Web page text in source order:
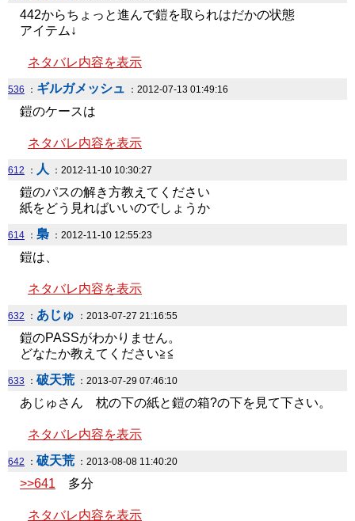
442からちょっと進んで鎧を取られはだかの状態
アイテム↓
ネタバレ内容を表示
536 ： ギルガメッシュ ：2012-07-13 01:49:16
鎧のケースは
ネタバレ内容を表示
612 ： 人 ：2012-11-10 10:30:27
鎧のパスの解き方教えてください
紙をどう見ればいいのでしょうか
614 ： 梟 ：2012-11-10 12:55:23
鎧は、
ネタバレ内容を表示
632 ： あじゅ ：2013-07-27 21:16:55
鎧のPASSがわかりません。
どなたか教えてください≧≦
633 ： 破天荒 ：2013-07-29 07:46:10
あじゅさん 枕の下の紙と鎧の箱?の下を見て下さい。
ネタバレ内容を表示
642 ： 破天荒 ：2013-08-08 11:40:20
>>641 多分
ネタバレ内容を表示